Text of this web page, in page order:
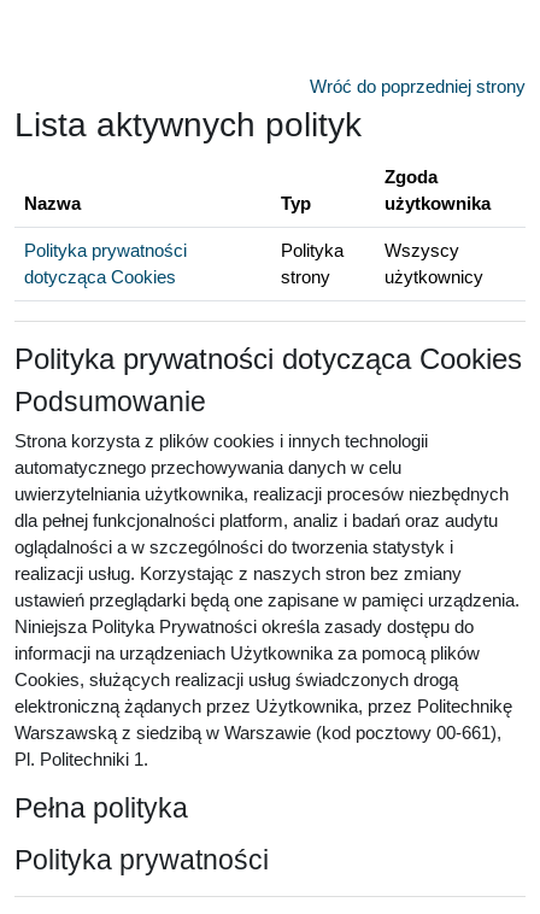
Wróć do poprzedniej strony
Lista aktywnych polityk
Nazwa Typ
Zgoda
użytkownika
Polityka prywatności
dotycząca Cookies
Polityka
strony
Wszyscy
użytkownicy
Polityka prywatności dotycząca Cookies
Podsumowanie
Strona korzysta z plików cookies i innych technologii
automatycznego przechowywania danych w celu
uwierzytelniania użytkownika, realizacji procesów niezbędnych
dla pełnej funkcjonalności platform, analiz i badań oraz audytu
oglądalności a w szczególności do tworzenia statystyk i
realizacji usług. Korzystając z naszych stron bez zmiany
ustawień przeglądarki będą one zapisane w pamięci urządzenia.
Niniejsza Polityka Prywatności określa zasady dostępu do
informacji na urządzeniach Użytkownika za pomocą plików
Cookies, służących realizacji usług świadczonych drogą
elektroniczną żądanych przez Użytkownika, przez Politechnikę
Warszawską z siedzibą w Warszawie (kod pocztowy 00-661),
Pl. Politechniki 1.
Pełna polityka
Polityka prywatności